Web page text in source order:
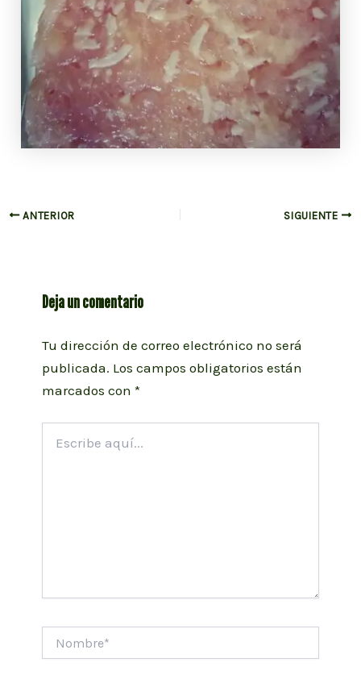
Navegación
ANTERIOR SIGUIENTE
Deja un comentario
Tu dirección de correo electrónico no será
publicada. Los campos obligatorios están
marcados con *
aquí...